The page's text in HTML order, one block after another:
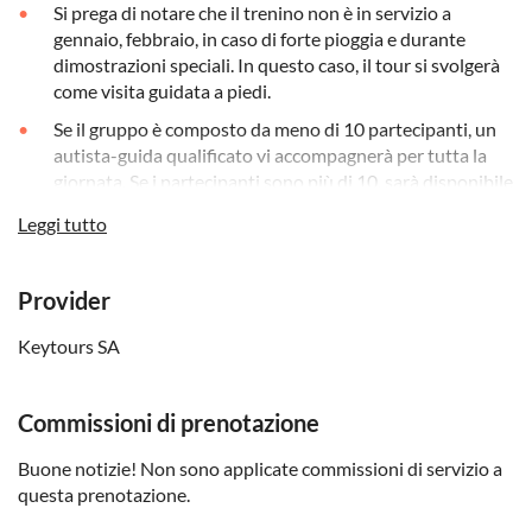
Si prega di notare che il trenino non è in servizio a
gennaio, febbraio, in caso di forte pioggia e durante
dimostrazioni speciali. In questo caso, il tour si svolgerà
come visita guidata a piedi.
Se il gruppo è composto da meno di 10 partecipanti, un
autista-guida qualificato vi accompagnerà per tutta la
giornata. Se i partecipanti sono più di 10, sarà disponibile
aggiuntivi).
Leggi tutto
Provider
Keytours SA
Commissioni di prenotazione
Buone notizie! Non sono applicate commissioni di servizio a
questa prenotazione.